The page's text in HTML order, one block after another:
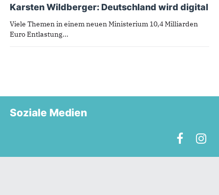
Karsten Wildberger: Deutschland wird digital
Viele Themen in einem neuen Ministerium 10,4 Milliarden
Euro Entlastung...
Soziale Medien